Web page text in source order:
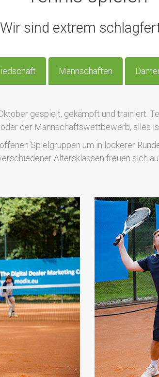
Wir sind extrem
Mannschaften
gespielt, gekämpft und trainiert.
der Mannschaftswettbewerb, alles
Spielgruppen um in lockerer
Altersklassen freuen sich